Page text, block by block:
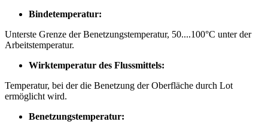
Bindetemperatur:
Unterste Grenze der Benetzungstemperatur, 50....100°C unter der
Arbeitstemperatur.
Wirktemperatur des Flussmittels:
Temperatur, bei der die Benetzung der Oberfläche durch Lot
ermöglicht wird.
Benetzungstemperatur: